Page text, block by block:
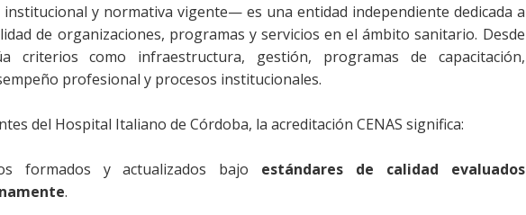
institucional y normativa vigente— es una entidad independiente dedicada a
de organizaciones, programas y servicios en el ámbito sanitario. Desde
criterios como infraestructura, gestión, programas de capacitación,
profesional y procesos institucionales.
del Hospital Italiano de Córdoba, la acreditación CENAS significa:
formados y actualizados bajo estándares de calidad evaluados
.